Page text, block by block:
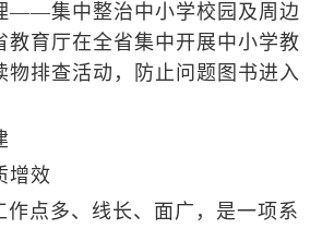
集中整治中小学校园及周边
教育厅在全省集中开展中小学教
物排查活动，防止问题图书进入
效
点多、线长、面广，是一项系